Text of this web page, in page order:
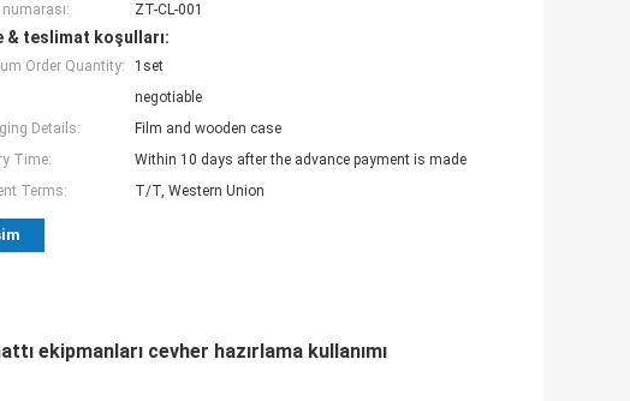
ZT-CL-001
& teslimat koşulları:
Order Quantity:
1set
negotiable
Details:
Film and wooden case
Time:
Within 10 days after the advance payment is made
Terms:
T/T, Western Union
ekipmanları cevher hazırlama kullanımı